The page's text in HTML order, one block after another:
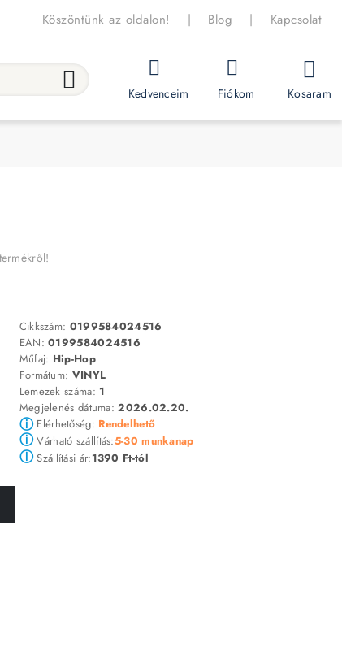
Köszöntünk az oldalon! | Blog | Kapcsolat
Kedvenceim Fiókom Kosaram
Cikkszám: 0199584024516
EAN:0199584024516
Műfaj: Hip-Hop
Formátum: VINYL
Lemezek száma: 1
Megjelenés dátuma:2026.02.20.
ⓘElérhetőség: Rendelhető
ⓘVárható szállítás:5-30 munkanap
ⓘSzállítási ár:1390 Ft-tól